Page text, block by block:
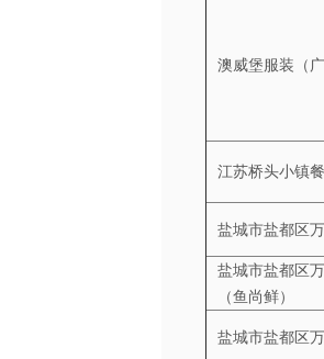
澳威堡服装（
江苏桥头小镇
盐城市盐都区
盐城市盐都区
（鱼尚鲜）
盐城市盐都区